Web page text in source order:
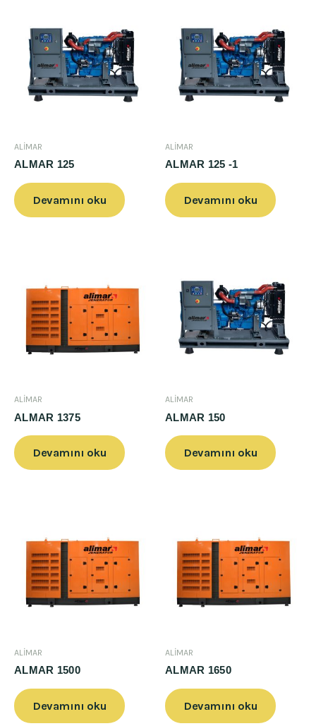
ALİMAR
ALMAR 125
Devamını oku
ALİMAR
ALMAR 125 -1
Devamını oku
ALİMAR
ALMAR 1375
Devamını oku
ALİMAR
ALMAR 150
Devamını oku
ALİMAR
ALMAR 1500
Devamını oku
ALİMAR
ALMAR 1650
Devamını oku